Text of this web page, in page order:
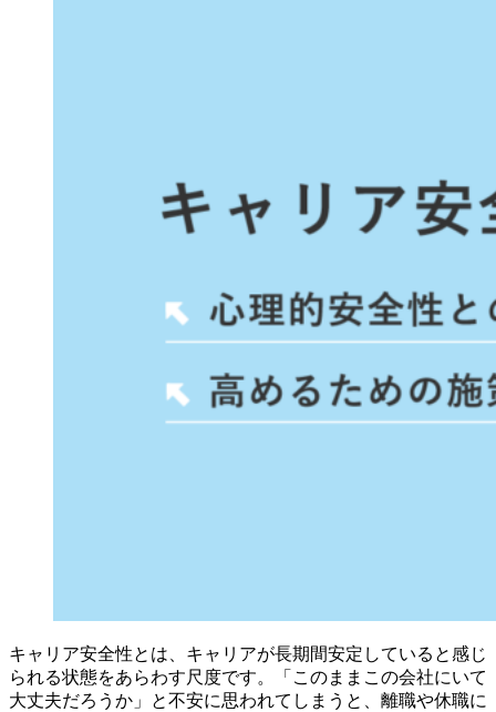
キャリア安全性とは、キャリアが長期間安定していると感じ
られる状態をあらわす尺度です。「このままこの会社にいて
大丈夫だろうか」と不安に思われてしまうと、離職や休職に